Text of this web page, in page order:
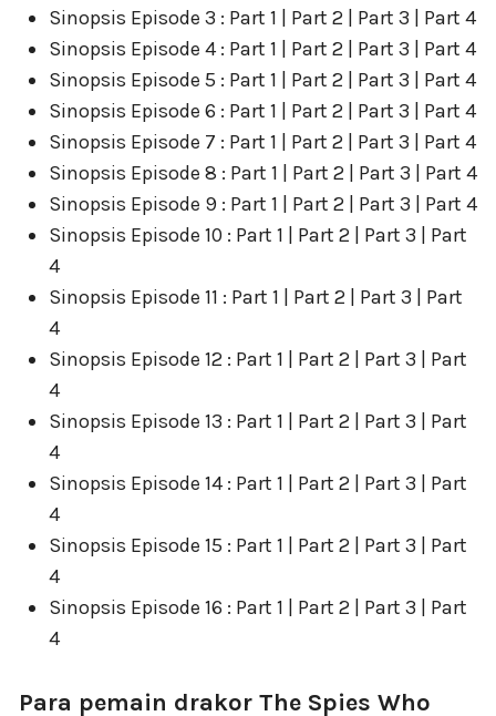
Sinopsis Episode 3 : Part 1 | Part 2 | Part 3 | Part 4
Sinopsis Episode 4 : Part 1 | Part 2 | Part 3 | Part 4
Sinopsis Episode 5 : Part 1 | Part 2 | Part 3 | Part 4
Sinopsis Episode 6 : Part 1 | Part 2 | Part 3 | Part 4
Sinopsis Episode 7 : Part 1 | Part 2 | Part 3 | Part 4
Sinopsis Episode 8 : Part 1 | Part 2 | Part 3 | Part 4
Sinopsis Episode 9 : Part 1 | Part 2 | Part 3 | Part 4
Sinopsis Episode 10 : Part 1 | Part 2 | Part 3 | Part
4
Sinopsis Episode 11 : Part 1 | Part 2 | Part 3 | Part
4
Sinopsis Episode 12 : Part 1 | Part 2 | Part 3 | Part
4
Sinopsis Episode 13 : Part 1 | Part 2 | Part 3 | Part
4
Sinopsis Episode 14 : Part 1 | Part 2 | Part 3 | Part
4
Sinopsis Episode 15 : Part 1 | Part 2 | Part 3 | Part
4
Sinopsis Episode 16 : Part 1 | Part 2 | Part 3 | Part
4
Para pemain drakor The Spies Who